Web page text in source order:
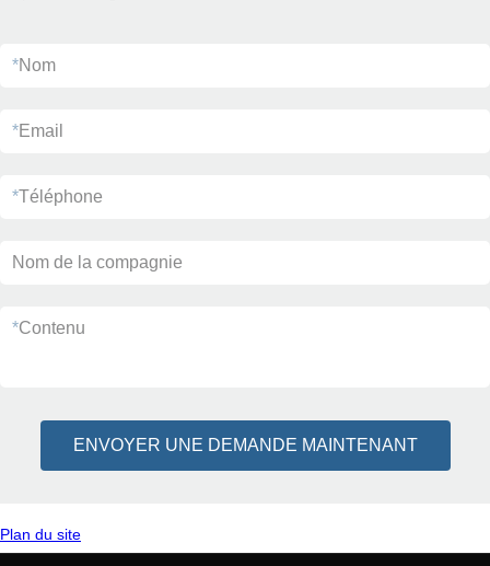
*Nom
*Email
*Téléphone
Nom de la compagnie
*Contenu
ENVOYER UNE DEMANDE MAINTENANT
Plan du site